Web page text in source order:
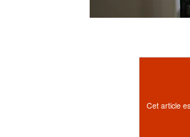
Cet article